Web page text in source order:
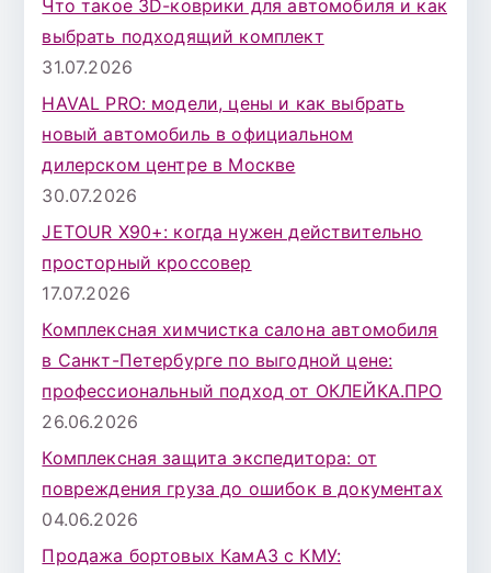
Что такое 3D-коврики для автомобиля и как
выбрать подходящий комплект
31.07.2026
HAVAL PRO: модели, цены и как выбрать
новый автомобиль в официальном
дилерском центре в Москве
30.07.2026
JETOUR X90+: когда нужен действительно
просторный кроссовер
17.07.2026
Комплексная химчистка салона автомобиля
в Санкт-Петербурге по выгодной цене:
профессиональный подход от ОКЛЕЙКА.ПРО
26.06.2026
Комплексная защита экспедитора: от
повреждения груза до ошибок в документах
04.06.2026
Продажа бортовых КамАЗ с КМУ: